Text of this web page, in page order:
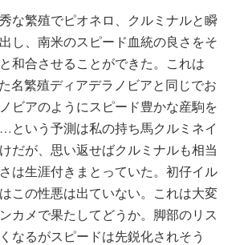
な繁殖でピオネロ、クルミナルと瞬
し、南米のスピード血統の良さをそ
和合させることができた。これは
名繁殖ディアデラノビアと同じでお
ビアのようにスピード豊かな産駒を
いう予測は私の持ち馬クルミネイ
だが、思い返せばクルミナルも相当
は生涯付きまとっていた。初仔イル
この性悪は出ていない。これは大変
カメで果たしてどうか。脚部のリス
なるがスピードは先鋭化されそう